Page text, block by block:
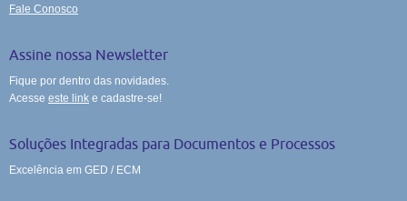
Fale Conosco
Assine nossa Newsletter
Fique por dentro das novidades.
Acesse este link e cadastre-se!
Soluções Integradas para Documentos e Processos
Excelência em GED / ECM